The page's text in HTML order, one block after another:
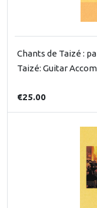
Chants de Taizé :
Taizé: Guitar
€25.00